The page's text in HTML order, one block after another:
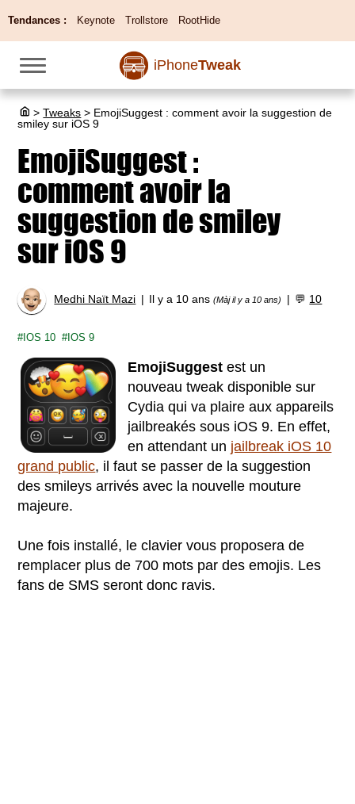
Tendances : Keynote Trollstore RootHide
iPhoneTweak
> Tweaks > EmojiSuggest : comment avoir la suggestion de
smiley sur iOS 9
EmojiSuggest :
comment avoir la
suggestion de smiley
sur iOS 9
Medhi Naït Mazi Il y a 10 ans(Màj il y a 10 ans) 💬 10
IOS 10 IOS 9
EmojiSuggest est un
nouveau tweak disponible sur
Cydia qui va plaire aux appareils
jailbreakés sous iOS 9. En effet,
en attendant un jailbreak iOS 10
grand public, il faut se passer de la suggestion
des smileys arrivés avec la nouvelle mouture
majeure.
Une fois installé, le clavier vous proposera de
remplacer plus de 700 mots par des emojis. Les
fans de SMS seront donc ravis.